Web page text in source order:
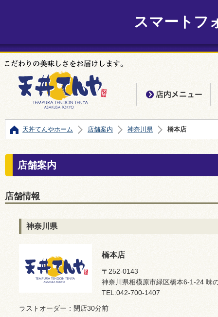
スマートフ
天丼てんやホーム 店舗案内 神奈川県 橋本店
店舗案内
店舗情報
神奈川県
橋本店
〒252-0143
神奈川県相模原市緑区橋本6-1-24 味
TEL:042-700-1407
ラストオーダー：閉店30分前